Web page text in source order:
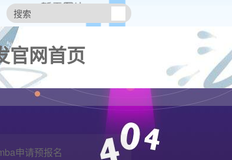
官网首页
申请预报名